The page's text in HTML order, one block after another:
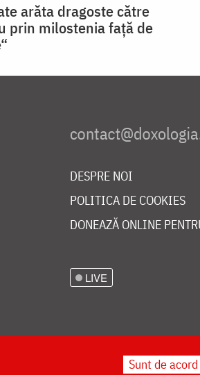
arăta dragoste către
prin milostenia faţă de
DESPRE NOI
POLITICA DE COOKIES
DONEAZĂ ONLINE
LIVE
Sunt de acord